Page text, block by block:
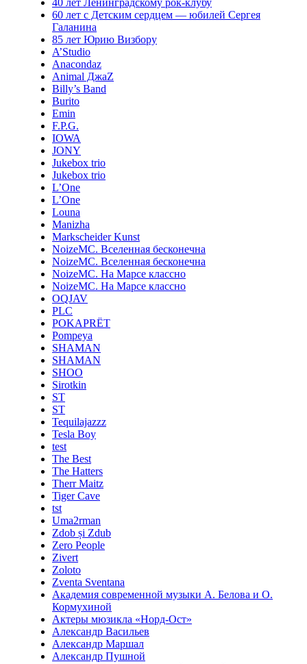
40 лет Ленинградскому рок-клубу
60 лет с Детским сердцем — юбилей Сергея
Галанина
85 лет Юрию Визбору
A’Studio
Anacondaz
Animal ДжаZ
Billy’s Band
Burito
Emin
F.P.G.
IOWA
JONY
Jukebox trio
Jukebox trio
L’One
L’One
Louna
Manizha
Markscheider Kunst
NoizeMC. Вселенная бесконечна
NoizeMC. Вселенная бесконечна
NoizeMC. На Марсе классно
NoizeMC. На Марсе классно
OQJAV
PLC
POKAPRЁT
Pompeya
SHAMAN
SHAMAN
SHOO
Sirotkin
ST
ST
Tequilajazzz
Tesla Boy
test
The Best
The Hatters
Therr Maitz
Tiger Cave
tst
Uma2rman
Zdob și Zdub
Zero People
Zivert
Zoloto
Zventa Sventana
Академия современной музыки А. Белова и О.
Кормухиной
Актеры мюзикла «Норд-Ост»
Александр Васильев
Александр Маршал
Александр Пушной